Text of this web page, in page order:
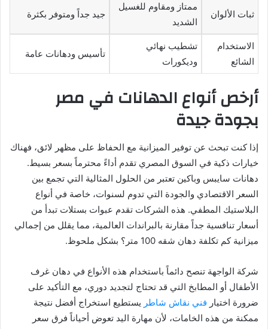
ثبات الألوان
ممتاز ومقاوم للغسيل
الشديد
جيد جداً ومتوفر بكثرة
الاستخدام
الشائع
تشطيب نهائي
وديكورات
تأسيس ودهانات عامة
أرخص أنواع الدهانات في مصر
بجودة جيدة
إذا كنت تبحث عن توفير الميزانية مع الحفاظ على مظهر لائق، فهناك
خيارات ذكية في السوق المصري تقدم أداءً محترماً بسعر بسيط.
دهانات سايبس وباكين تعتبر من الحلول المثالية التي تجمع بين
السعر الاقتصادي والجودة التي تدوم لسنوات، خاصة في أنواع
البلاستيك المطفي. هذه الشركات تقدم عبوات بستلات تبدأ من
أسعار تنافسية جداً مقارنة بالبراندات العالمية، مما يقلل من إجمالي
ميزانية كم تكلفة دهان شقه 100 متر؟ بشكل ملحوظ.
شركة الواجهة تنصح دائماً باستخدام هذه الأنواع في دهان غرف
الأطفال أو المطابخ التي قد تحتاج لتجديد دوري، مع التأكيد على
ضرورة اختيار فني نقاش شاطر يستطيع استخراج أفضل نتيجة
ممكنة من هذه الخامات، لأن مهارة اليد تعوض أحياناً فرق سعر